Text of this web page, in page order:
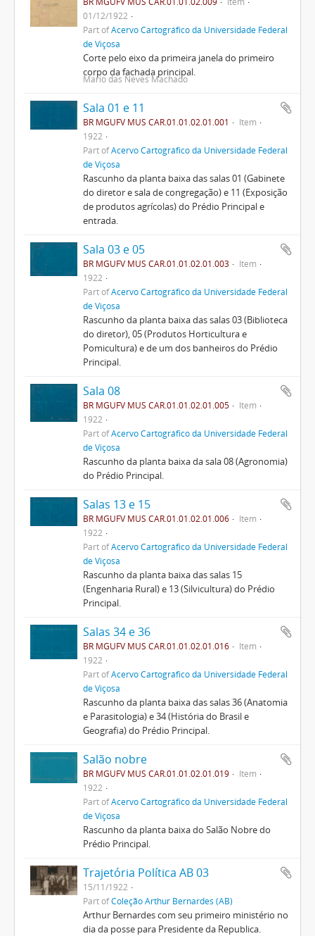
01/12/1922
Part ofAcervo Cartográfico da Universidade Federal
de Viçosa
Corte pelo eixo da primeira janela do primeiro
corpo da fachada principal.
Mario das Neves Machado
Sala 01 e 11
BR MGUFV MUS CAR.01.01.02.01.001
Item
1922
Part ofAcervo Cartográfico da Universidade Federal
de Viçosa
Rascunho da planta baixa das salas 01 (Gabinete
do diretor e sala de congregação) e 11 (Exposição
de produtos agrícolas) do Prédio Principal e
entrada.
Sala 03 e 05
BR MGUFV MUS CAR.01.01.02.01.003
Item
1922
Part ofAcervo Cartográfico da Universidade Federal
de Viçosa
Rascunho da planta baixa das salas 03 (Biblioteca
do diretor), 05 (Produtos Horticultura e
Pomicultura) e de um dos banheiros do Prédio
Principal.
Sala 08
BR MGUFV MUS CAR.01.01.02.01.005
Item
1922
Part ofAcervo Cartográfico da Universidade Federal
de Viçosa
Rascunho da planta baixa da sala 08 (Agronomia)
do Prédio Principal.
Salas 13 e 15
BR MGUFV MUS CAR.01.01.02.01.006
Item
1922
Part ofAcervo Cartográfico da Universidade Federal
de Viçosa
Rascunho da planta baixa das salas 15
(Engenharia Rural) e 13 (Silvicultura) do Prédio
Principal.
Salas 34 e 36
BR MGUFV MUS CAR.01.01.02.01.016
Item
1922
Part ofAcervo Cartográfico da Universidade Federal
de Viçosa
Rascunho da planta baixa das salas 36 (Anatomia
e Parasitologia) e 34 (História do Brasil e
Geografia) do Prédio Principal.
Salão nobre
BR MGUFV MUS CAR.01.01.02.01.019
Item
1922
Part ofAcervo Cartográfico da Universidade Federal
de Viçosa
Rascunho da planta baixa do Salão Nobre do
Prédio Principal.
Trajetória Política AB 03
15/11/1922
Part ofColeção Arthur Bernardes (AB)
Arthur Bernardes com seu primeiro ministério no
dia da posse para Presidente da Republica.